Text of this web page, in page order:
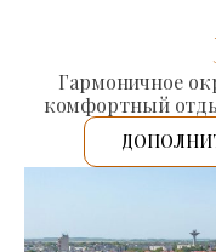
Гармоничное
комфортный